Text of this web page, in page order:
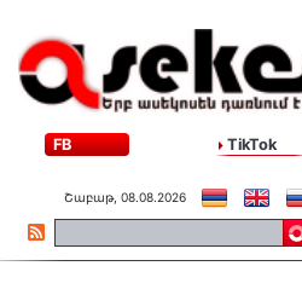
FB TikTok
Շաբաթ, 08.08.2026